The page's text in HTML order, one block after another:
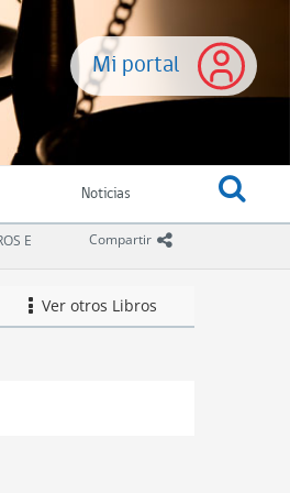
Mi portal
Noticias
Compartir icono compartir
E
icono
Ver otros LibrosCompendio de